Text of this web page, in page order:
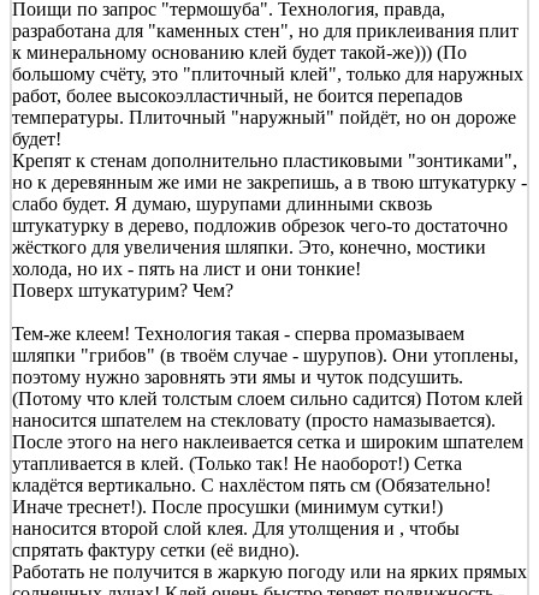
Поищи по запрос "термошуба". Технология, правда,
разработана для "каменных стен", но для приклеивания плит
к минеральному основанию клей будет такой-же))) (По
большому счёту, это "плиточный клей", только для наружных
работ, более высокоэлластичный, не боится перепадов
температуры. Плиточный "наружный" пойдёт, но он дороже
будет!
Крепят к стенам дополнительно пластиковыми "зонтиками",
но к деревянным же ими не закрепишь, а в твою штукатурку -
слабо будет. Я думаю, шурупами длинными сквозь
штукатурку в дерево, подложив обрезок чего-то достаточно
жёсткого для увеличения шляпки. Это, конечно, мостики
холода, но их - пять на лист и они тонкие!
Поверх штукатурим? Чем?
Тем-же клеем! Технология такая - сперва промазываем
шляпки "грибов" (в твоём случае - шурупов). Они утоплены,
поэтому нужно заровнять эти ямы и чуток подсушить.
(Потому что клей толстым слоем сильно садится) Потом клей
наносится шпателем на стекловату (просто намазывается).
После этого на него наклеивается сетка и широким шпателем
утапливается в клей. (Только так! Не наоборот!) Сетка
кладётся вертикально. С нахлёстом пять см (Обязательно!
Иначе треснет!). После просушки (минимум сутки!)
наносится второй слой клея. Для утолщения и , чтобы
спрятать фактуру сетки (её видно).
Работать не получится в жаркую погоду или на ярких прямых